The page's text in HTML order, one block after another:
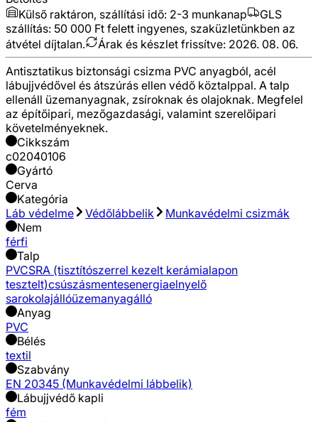
Külső raktáron, szállítási idő: 2-3 munkanap
GLS
szállítás: 50 000 Ft felett ingyenes, szaküzletünkben az
átvétel díjtalan.
Árak és készlet frissítve: 2026. 08. 06.
Antisztatikus biztonsági csizma PVC anyagból, acél
lábujjvédővel és átszúrás ellen védő köztalppal. A talp
ellenáll üzemanyagnak, zsíroknak és olajoknak. Megfelel
az építőipari, mezőgazdasági, valamint szerelőipari
követelményeknek.
Cikkszám
c02040106
Gyártó
Cerva
Kategória
Láb védelme
Védőlábbelik
Munkavédelmi csizmák
Nem
férfi
Talp
PVCSRA (tisztítószerrel kezelt kerámialapon
tesztelt)csúszásmentesenergiaelnyelő
sarokolajállóüzemanyagálló
Anyag
PVC
Bélés
textil
Szabvány
EN 20345 (Munkavédelmi lábbelik)
Lábujjvédő kapli
fém